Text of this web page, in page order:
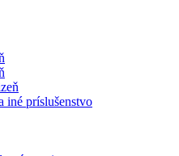
iné príslušenstvo